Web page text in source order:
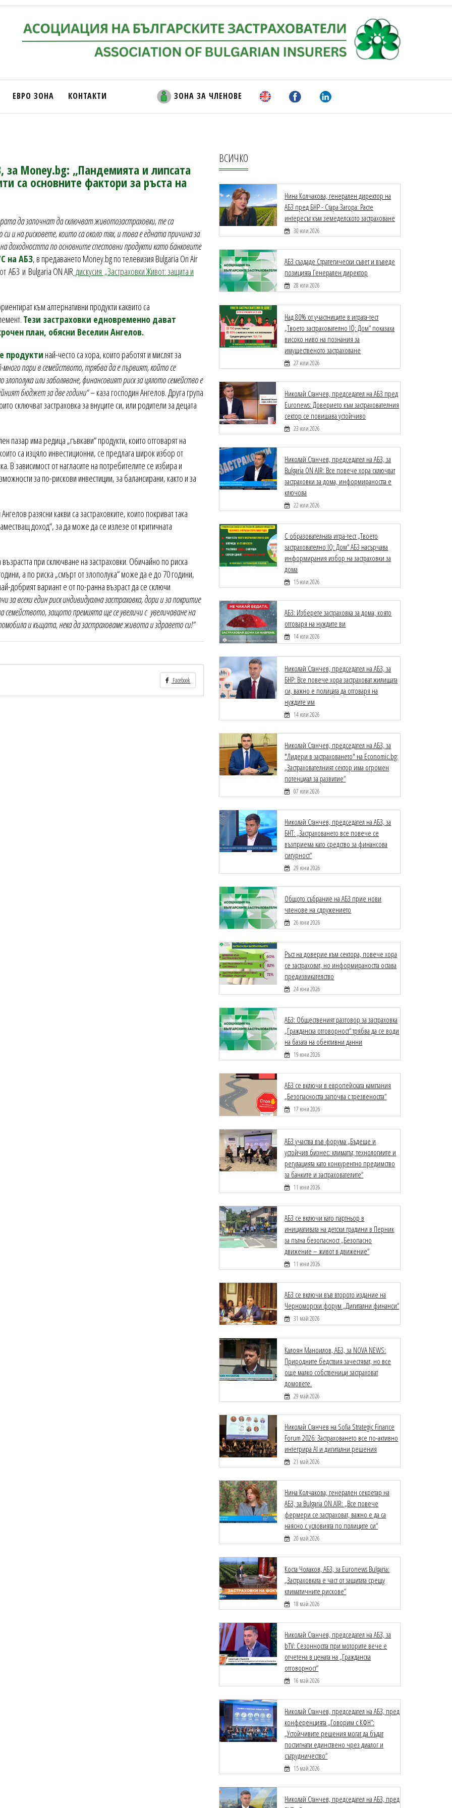
ЕВРО ЗОНА КОНТАКТИ ЗОНА ЗА ЧЛЕНОВЕ
за Money.bg: „Пандемията и липсата
са основните фактори за ръста на
да започнат да сключват животозастраховки, те са
и на рисковете, които са около тях, и това е едната причина за
доходността по основните спестовни продукти като банковите
на АБЗ, в предаването Money.bg по телевизия Bulgaria On Air
АБЗ и Bulgaria ON AIR дискусия „Застраховки Живот: защита и
към алтернативни продукти каквито са
Тези застраховки едновременно дават
план, обясни Веселин Ангелов.
продукти най-често са хора, които работят и мислят за
много пари в семейството, трябва да е първият, който се
или заболяване, финансовият риск за цялото семейство е
бюджет за две години“– каза господин Ангелов. Друга група
сключват застраховка за внуците си, или родители за децата
пазар има редица „гъвкави“ продукти, които отговарят на
са изцяло инвестиционни, се предлага широк избор от
В зависимост от нагласите на потребителите се избира и
за по-рискови инвестиции, за балансирани, както и за
разясни какви са застраховките, които покриват така
доход“, за да може да се излезе от критичната
при сключване на застраховки. Обичайно по риска
а по риска „смърт от злополука“ може да е до 70 години,
добрият вариант е от по-ранна възраст да се сключи
за всеки един риск индивидуална застраховка, дори и за покритие
семейството, защото премията ще се увеличи с увеличаване на
и къщата, нека да застраховаме живота и здравето си!“
Facebook
ВСИЧКО
Нина Колчакова, генерален директор на
АБЗ пред БНР - Стара Загора: Расте
интересът към земеделското застраховане
30 юли 2026
АБЗ създаде Стратегически съвет и въведе
позицията Генерален директор
28 юли 2026
Над 80% от участниците в играта-тест
„Твоето застрахователно IQ: Дом“ показаха
високо ниво на познания за
имущественото застраховане
27 юли 2026
Николай Станчев, председател на АБЗ пред
Euronews: Доверието към застрахователния
сектор се повишава устойчиво
23 юли 2026
Николай Станчев, председател на АБЗ, за
Bulgaria ON AIR: Все повече хора сключват
застраховки за дома, информираността е
ключова
22 юли 2026
С образователната игра-тест „Твоето
застрахователно IQ: Дом“ АБЗ насърчава
информирания избор на застраховки за
дома
15 юли 2026
АБЗ: Изберете застраховка за дома, която
отговаря на нуждите ви
14 юли 2026
Николай Станчев, председател на АБЗ, за
БНР: Все повече хора застраховат жилищата
си, важно е полицата да отговаря на
нуждите им
14 юли 2026
Николай Станчев, председател на АБЗ, за
"Лидери в застраховането" на Economic.bg:
„Застрахователният сектор има огромен
потенциал за развитие“
07 юли 2026
Николай Станчев, председател на АБЗ, за
БНТ: „Застраховането все повече се
възприема като средство за финансова
сигурност“
29 юни 2026
Общото събрание на АБЗ прие нови
членове на сдружението
26 юни 2026
Ръст на доверие към сектора, повече хора
се застраховат, но информираността остава
предизвикателство
24 юни 2026
АБЗ: Общественият разговор за застраховка
„Гражданска отговорност“ трябва да се води
на базата на обективни данни
19 юни 2026
АБЗ се включи в европейската кампания
„Безопасността започва с трезвеността“
17 юни 2026
АБЗ участва във форума „Бъдеще и
устойчив бизнес: климатът, технологиите и
регулацията като конкурентно предимство
за банките и застрахователите“
11 юни 2026
АБЗ се включи като партньор в
инициативата на детски градини в Перник
за пътна безопасност „Безопасно
движение – живот в движение“
11 юни 2026
АБЗ се включи във второто издание на
Черноморски форум „Дигитални финанси“
31 май 2026
Калоян Маноилов, АБЗ, за NOVA NEWS:
Природните бедствия зачестяват, но все
още малко собственици застраховат
домовете.
29 май 2026
Николай Станчев на Sofia Strategic Finance
Forum 2026: Застраховането все по-активно
интегрира AI и дигитални решения
21 май 2026
Нина Колчакова, генерален секретар на
АБЗ, за Bulgaria ON AIR: „Все повече
фермери се застраховат, важно е да са
наясно с условията по полиците си“
20 май 2026
Коста Чолаков, АБЗ, за Euronews Bulgaria:
„Застраховката е част от защитата срещу
климатичните рискове“
18 май 2026
Николай Станчев, председател на АБЗ, за
bTV: Сезонността при моторите вече е
отчетена в цената на „Гражданска
отговорност“
16 май 2026
Николай Станчев, председател на АБЗ, пред
конференцията „Говорим с КФН“:
„Устойчивите решения могат да бъдат
постигнати единствено чрез диалог и
сътрудничество“
15 май 2026
Николай Станчев, председател на АБЗ, пред